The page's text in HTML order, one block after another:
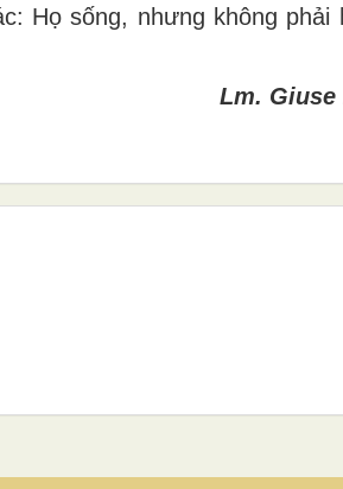
Họ sống, nhưng không
Lm.